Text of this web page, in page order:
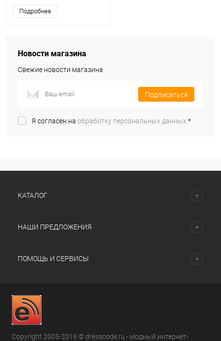
Подробнее
Новости магазина
Свежие новости магазина
Подписаться
Я согласен на обработку персональных данных.*
КАТАЛОГ
НАШИ ПРЕДЛОЖЕНИЯ
ПОМОЩЬ И СЕРВИСЫ
Copyright 2005-2019 © dresscode.ru - модный интернет-